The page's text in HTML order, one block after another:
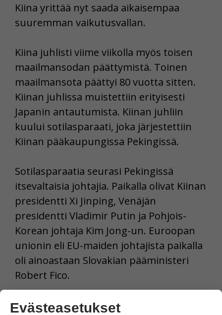
Kiina yrittää nyt saada aikaisempaa
suuremman vaikutusvallan.
Kiina juhlisti viime viikolla myös toisen
maailmansodan päättymistä. Toinen
maailmansota päättyi 80 vuotta sitten.
Kiinan juhlissa muistettiin erityisesti
Japanin antautumista. Kiinan juhliin
kuului sotilasparaati, joka järjestettiin
Kiinan pääkaupungissa Pekingissä.
Sotilasparaatia seurasi Pekingissä
itsevaltaisia johtajia. Paikalla olivat Kiinan
presidentti Xi Jinping, Venäjän
presidentti Vladimir Putin ja Pohjois-
Korean johtaja Kim Jong-un. Euroopan
unionin eli EU-maiden johtajista paikalla
oli ainoastaan Slovakian pääministeri
Robert Fico.
Evästeasetukset